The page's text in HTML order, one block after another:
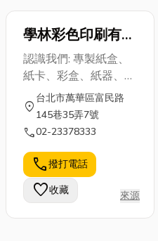
學林彩色印刷有限
公司
認識我們: 專製紙盒、
紙卡、彩盒、紙器、紙
品、包材、各種印刷用
品
location_on
台北市萬華區富民路
145巷35弄7號
call02-23378333
call撥打電話
favorite收藏 來源